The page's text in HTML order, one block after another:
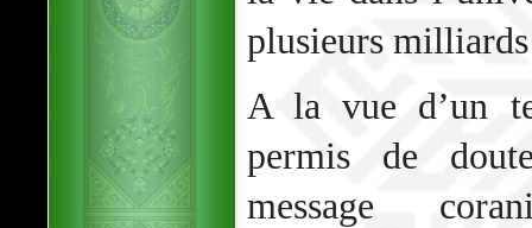
plusieurs
A la vue d’un
permis de
message